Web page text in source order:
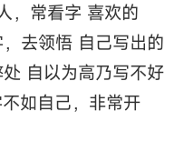
，常看字 喜欢的
去领悟 自己写出的
自以为高乃写不好
如自己，非常开